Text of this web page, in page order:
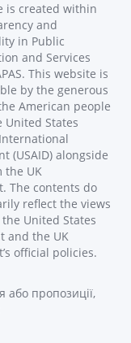
is created within
and
in Public
and Services
This website is
by the generous
American people
States
(USAID) alongside
the UK
The contents do
reflect the views
the United States
and the UK
official policies.
пропозиції,